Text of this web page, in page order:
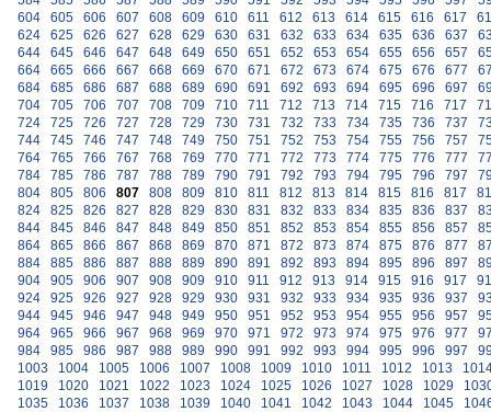
604
605 606 607 608 609 610 611 612 613 614 615 616 617
624
625 626 627 628 629 630 631 632 633 634 635 636 637
644
645 646 647 648 649 650 651 652 653 654 655 656 657
664
665 666 667 668 669 670 671 672 673 674 675 676 677
684
685 686 687 688 689 690 691 692 693 694 695 696 697
704
705 706 707 708 709 710 711 712 713 714 715 716 717
724
725 726 727 728 729 730 731 732 733 734 735 736 737
744
745 746 747 748 749 750 751 752 753 754 755 756 757
764
765 766 767 768 769 770 771 772 773 774 775 776 777
784
785 786 787 788 789 790 791 792 793 794 795 796 797
804
805 806 807 808 809 810 811 812 813 814 815 816 817
824
825 826 827 828 829 830 831 832 833 834 835 836 837
844
845 846 847 848 849 850 851 852 853 854 855 856 857
864
865 866 867 868 869 870 871 872 873 874 875 876 877
884
885 886 887 888 889 890 891 892 893 894 895 896 897
904
905 906 907 908 909 910 911 912 913 914 915 916 917
924
925 926 927 928 929 930 931 932 933 934 935 936 937
944
945 946 947 948 949 950 951 952 953 954 955 956 957
964
965 966 967 968 969 970 971 972 973 974 975 976 977
984
985 986 987 988 989 990 991 992 993 994 995 996 997
1003
1004 1005 1006 1007 1008 1009 1010 1011 1012 1013
1019
1020 1021 1022 1023 1024 1025 1026 1027 1028 1029
1035
1036 1037 1038 1039 1040 1041 1042 1043 1044 1045